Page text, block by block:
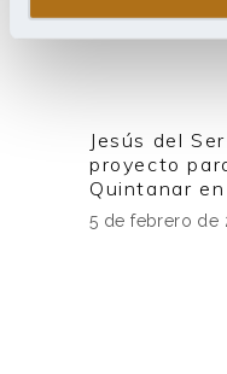
Jesús del
proyecto
Quintanar
5 de febrero de